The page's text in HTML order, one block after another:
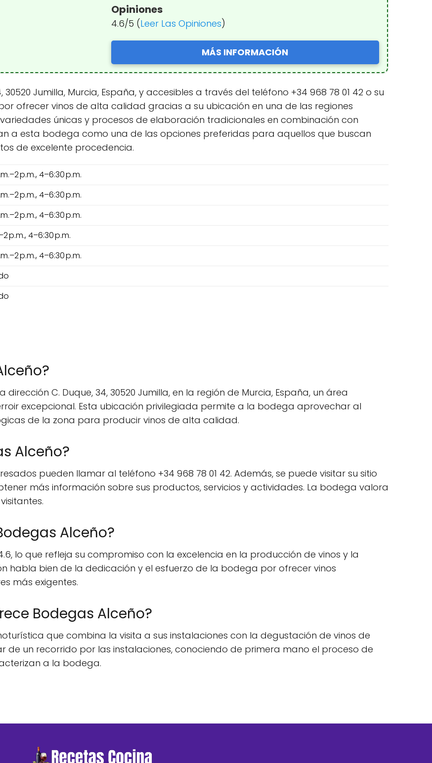
Opiniones
4.6/5 (Leer Las Opiniones)
MÁS INFORMACIÓN
Jumilla, Murcia, España, y accesibles a través del teléfono +34 968 78 01 42 o su
ofrecer vinos de alta calidad gracias a su ubicación en una de las regiones
únicas y procesos de elaboración tradicionales en combinación con
a esta bodega como una de las opciones preferidas para aquellos que buscan
de excelente procedencia.
p.m., 4–6:30 p.m.
p.m., 4–6:30 p.m.
p.m., 4–6:30 p.m.
p.m., 4–6:30 p.m.
p.m., 4–6:30 p.m.
C. Duque, 34, 30520 Jumilla, en la región de Murcia, España, un área
excepcional. Esta ubicación privilegiada permite a la bodega aprovechar al
de la zona para producir vinos de alta calidad.
Alceño?
pueden llamar al teléfono +34 968 78 01 42. Además, se puede visitar su sitio
más información sobre sus productos, servicios y actividades. La bodega valora
Alceño?
lo que refleja su compromiso con la excelencia en la producción de vinos y la
habla bien de la dedicación y el esfuerzo de la bodega por ofrecer vinos
más exigentes.
Bodegas Alceño?
que combina la visita a sus instalaciones con la degustación de vinos de
de un recorrido por las instalaciones, conociendo de primera mano el proceso de
a la bodega.